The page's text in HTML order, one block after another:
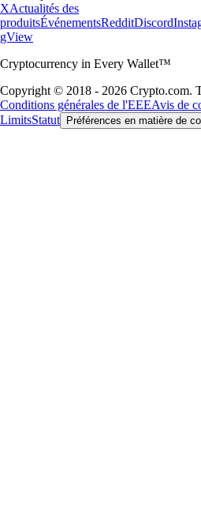
XActualités des
produitsÉvénementsRedditDiscord
gView
Cryptocurrency in Every Wallet™
Copyright © 2018 - 2026 Crypto.com.
Conditions générales de l'EEEAvis de
LimitsStatut Préférences en matière de